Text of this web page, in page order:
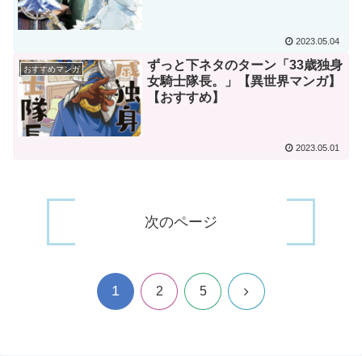
2023.05.04
おすすめマンガ
ずっと下ネタのターン「33歳独身
女騎士隊長。」【異世界マンガ】
【おすすめ】
2023.05.01
次のページ
1 2 5 次